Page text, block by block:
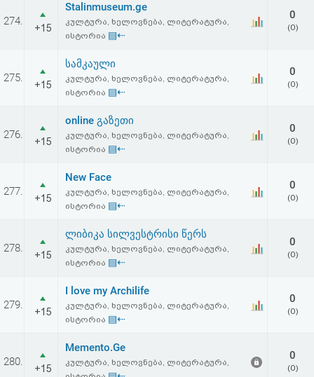
274.
+15
Stalinmuseum.ge
კულტურა, ხელოვნება, ლიტერატურა,
ისტორია ▤⇠
0
(0)
275.
+15
სამკაული
კულტურა, ხელოვნება, ლიტერატურა,
ისტორია ▤⇠
0
(0)
276.
+15
online გაზეთი
კულტურა, ხელოვნება, ლიტერატურა,
ისტორია ▤⇠
0
(0)
277.
+15
New Face
კულტურა, ხელოვნება, ლიტერატურა,
ისტორია ▤⇠
0
(0)
278.
+15
ლიბიკა სილვესტრისი წერს
კულტურა, ხელოვნება, ლიტერატურა,
ისტორია ▤⇠
0
(0)
279.
+15
I love my Archilife
კულტურა, ხელოვნება, ლიტერატურა,
ისტორია ▤⇠
0
(0)
280.
+15
Memento.Ge
კულტურა, ხელოვნება, ლიტერატურა,
0
(0)